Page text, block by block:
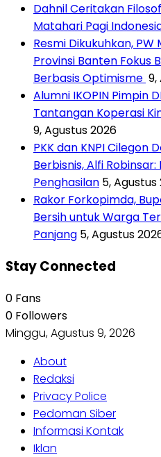
Dahnil Ceritakan
Matahari Pagi
Resmi Dikukuhkan,
Provinsi Banten Fokus
Berbasis Optimisme 9,
Alumni IKOPIN Pimpin
Tantangan Koperasi
9, Agustus 2026
PKK dan KNPI Cilegon
Berbisnis, Alfi
Penghasilan 5, Agustus
Rakor Forkopimda,
Bersih untuk Warga
Panjang 5, Agustus
Stay Connected
0 Fans
0 Followers
Minggu, Agustus 9, 2026
About
Redaksi
Privacy Police
Pedoman Siber
Informasi Kontak
Iklan